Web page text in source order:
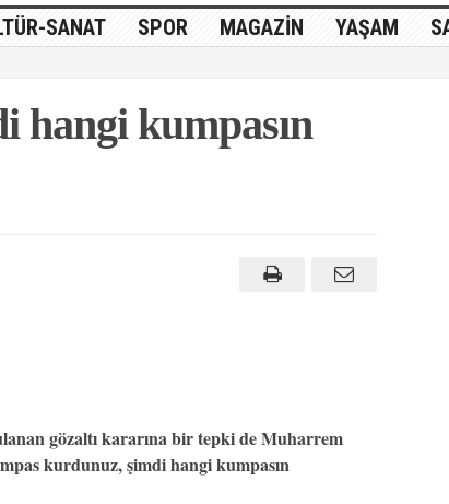
SANAT SPOR MAGAZİN YAŞAM
hangi kumpasın
gözaltı kararına bir tepki de Muharrem
kurdunuz, şimdi hangi kumpasın